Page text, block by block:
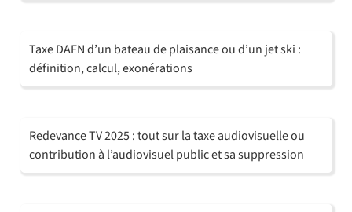
Taxe DAFN d’un bateau de plaisance ou d’un jet ski :
définition, calcul, exonérations
Redevance TV 2025 : tout sur la taxe audiovisuelle ou
contribution à l’audiovisuel public et sa suppression